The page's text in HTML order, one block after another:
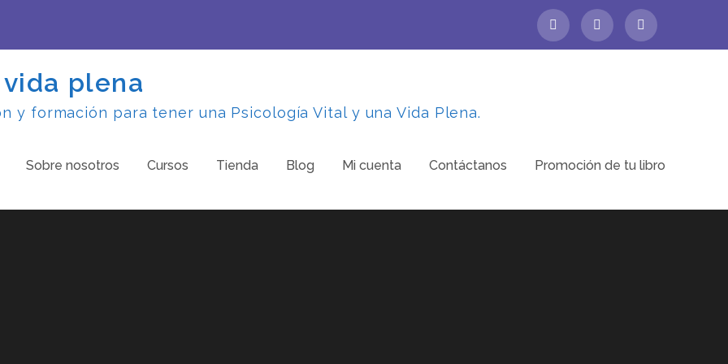
plena
y formación para tener una Psicología Vital y una Vida Plena.
Sobre nosotros Cursos Tienda Blog Mi cuenta Contáctanos Promoción de tu libro